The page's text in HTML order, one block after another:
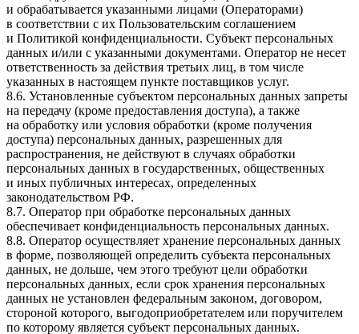
и обрабатывается указанными лицами (Операторами)
в соответствии с их Пользовательским соглашением
и Политикой конфиденциальности. Субъект персональных
данных и/или с указанными документами. Оператор не несет
ответственность за действия третьих лиц, в том числе
указанных в настоящем пункте поставщиков услуг.
8.6. Установленные субъектом персональных данных запреты
на передачу (кроме предоставления доступа), а также
на обработку или условия обработки (кроме получения
доступа) персональных данных, разрешенных для
распространения, не действуют в случаях обработки
персональных данных в государственных, общественных
и иных публичных интересах, определенных
законодательством РФ.
8.7. Оператор при обработке персональных данных
обеспечивает конфиденциальность персональных данных.
8.8. Оператор осуществляет хранение персональных данных
в форме, позволяющей определить субъекта персональных
данных, не дольше, чем этого требуют цели обработки
персональных данных, если срок хранения персональных
данных не установлен федеральным законом, договором,
стороной которого, выгодоприобретателем или поручителем
по которому является субъект персональных данных.